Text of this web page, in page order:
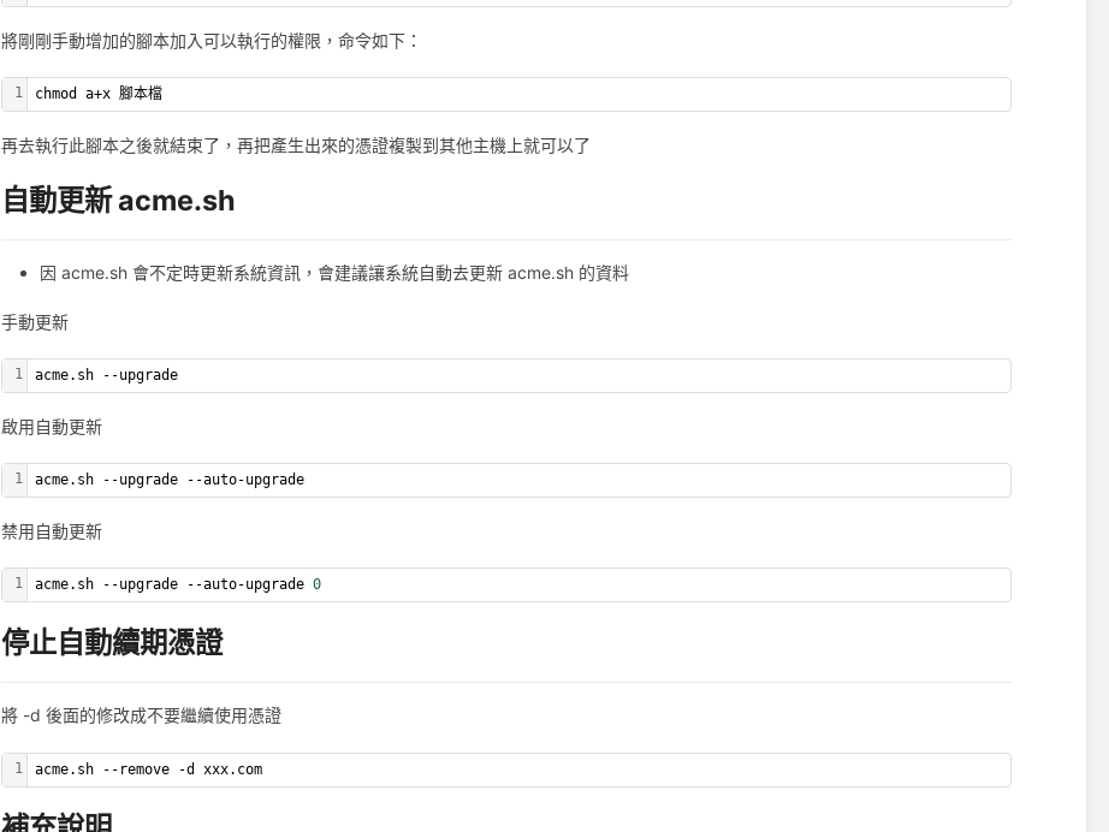
將剛剛手動增加的腳本加入可以執行的權限，命令如下：
1 chmod a+x 腳本檔
再去執行此腳本之後就結束了，再把產生出來的憑證複製到其他主機上就可以了
自動更新 acme.sh
因 acme.sh 會不定時更新系統資訊，會建議讓系統自動去更新 acme.sh 的資料
手動更新
1 acme.sh --upgrade
啟用自動更新
1 acme.sh --upgrade --auto-upgrade
禁用自動更新
1 acme.sh --upgrade --auto-upgrade 0
停止自動續期憑證
將 -d 後面的修改成不要繼續使用憑證
1 acme.sh --remove -d xxx.com